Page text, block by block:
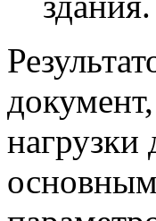
нагрузки